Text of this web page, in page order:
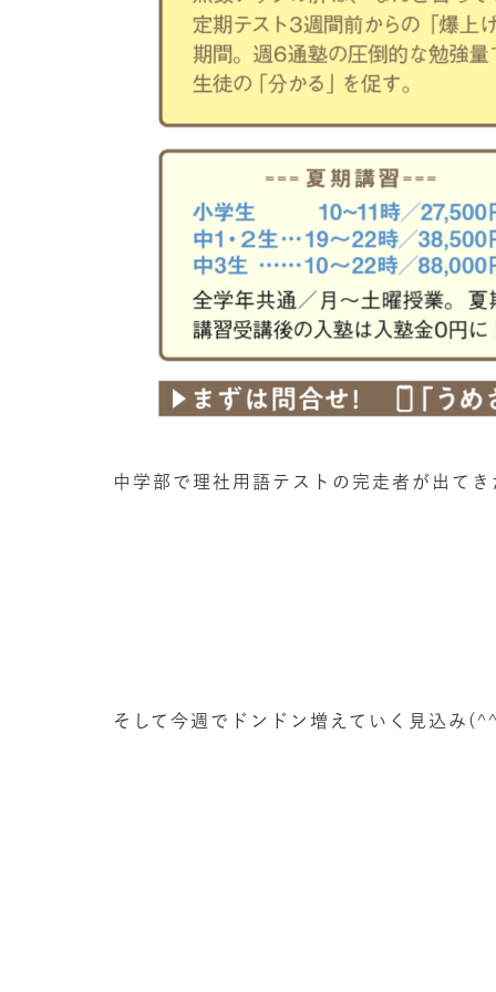
中学部で理社用語テストの完走者が出てき
そして今週でドンドン増えていく見込み